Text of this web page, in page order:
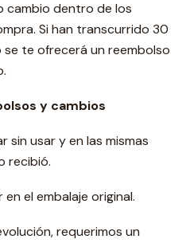
cambio dentro de los
Si han transcurrido 30
te ofrecerá un reembolso
y cambios
sin usar y en las mismas
recibió.
el embalaje original.
requerimos un